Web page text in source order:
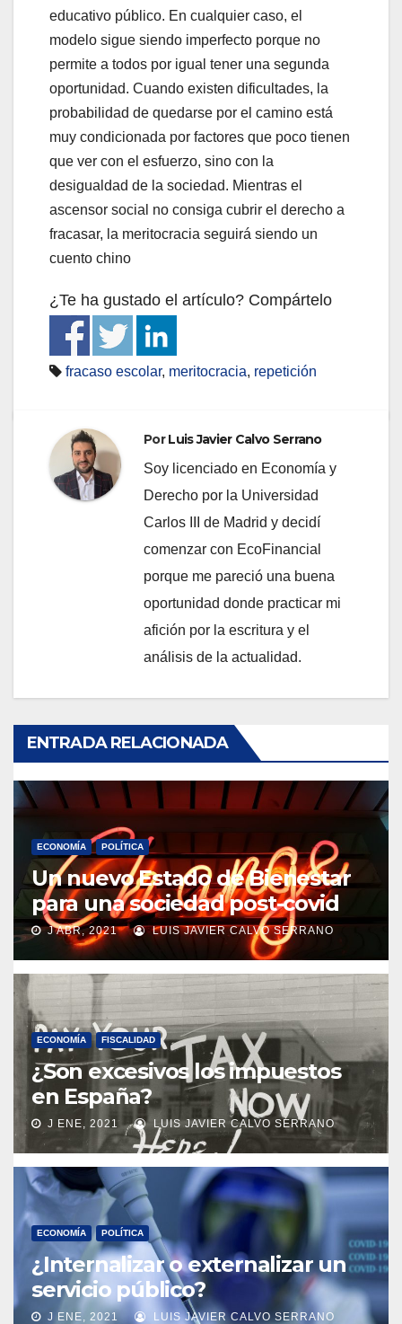
educativo público. En cualquier caso, el
modelo sigue siendo imperfecto porque no
permite a todos por igual tener una segunda
oportunidad. Cuando existen dificultades, la
probabilidad de quedarse por el camino está
muy condicionada por factores que poco tienen
que ver con el esfuerzo, sino con la
desigualdad de la sociedad. Mientras el
ascensor social no consiga cubrir el derecho a
fracasar, la meritocracia seguirá siendo un
cuento chino
¿Te ha gustado el artículo? Compártelo
fracaso escolar, meritocracia, repetición
PorLuis Javier Calvo Serrano
Soy licenciado en Economía y
Derecho por la Universidad
Carlos III de Madrid y decidí
comenzar con EcoFinancial
porque me pareció una buena
oportunidad donde practicar mi
afición por la escritura y el
análisis de la actualidad.
ENTRADA RELACIONADA
ECONOMÍA POLÍTICA
Un nuevo Estado de Bienestar
para una sociedad post-covid
J ABR, 2021 LUIS JAVIER CALVO SERRANO
ECONOMÍA FISCALIDAD
¿Son excesivos los impuestos
en España?
J ENE, 2021 LUIS JAVIER CALVO SERRANO
ECONOMÍA POLÍTICA
¿Internalizar o externalizar un
servicio público?
J ENE, 2021 LUIS JAVIER CALVO SERRANO